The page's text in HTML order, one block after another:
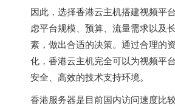
因此，选择香港云主机搭建视频平
虑平台规模、预算、流量需求以及
素，做出合适的决策。通过合理的
化，香港云主机完全可以为视频平
安全、高效的技术支持环境。
香港服务器是目前国内访问速度比